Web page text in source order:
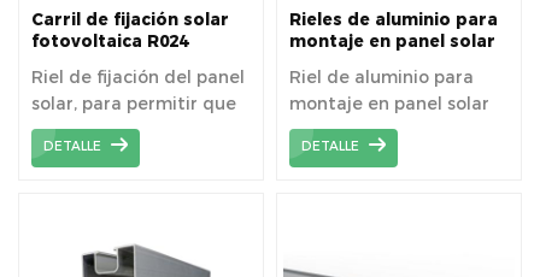
Carril de fijación solar
fotovoltaica R024
Riel de fijación del panel
solar, para permitir que
el equipo solar
fotovoltaico sea una
DETALLE
Rieles de aluminio para
montaje en panel solar
Riel de aluminio para
montaje en panel solar
DETALLE